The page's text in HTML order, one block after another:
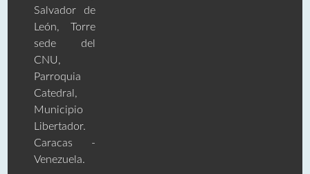
Salvador de
León, Torre
sede del
CNU,
Parroquia
Catedral,
Municipio
Libertador.
Caracas -
Venezuela.